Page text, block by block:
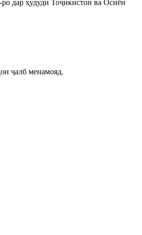
дар ҳудуди Тоҷикистон ва Осиёи
ҷалб менамояд.